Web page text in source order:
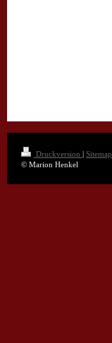
Druckversion | Sitemap
© Marion Henkel